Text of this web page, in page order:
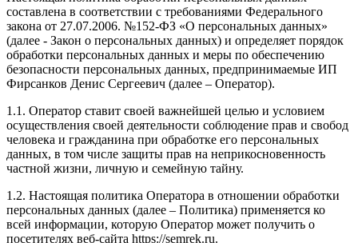
составлена в соответствии с требованиями Федерального
закона от 27.07.2006. №152-ФЗ «О персональных данных»
(далее - Закон о персональных данных) и определяет порядок
обработки персональных данных и меры по обеспечению
безопасности персональных данных, предпринимаемые ИП
Фирсанков Денис Сергеевич (далее – Оператор).
1.1. Оператор ставит своей важнейшей целью и условием
осуществления своей деятельности соблюдение прав и свобод
человека и гражданина при обработке его персональных
данных, в том числе защиты прав на неприкосновенность
частной жизни, личную и семейную тайну.
1.2. Настоящая политика Оператора в отношении обработки
персональных данных (далее – Политика) применяется ко
всей информации, которую Оператор может получить о
посетителях веб-сайта https://semrek.ru.